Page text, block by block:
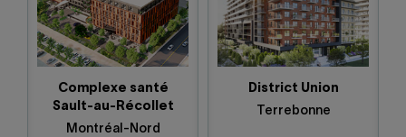
Complexe santé
Sault-au-Récollet
Montréal-Nord
District Union
Terrebonne